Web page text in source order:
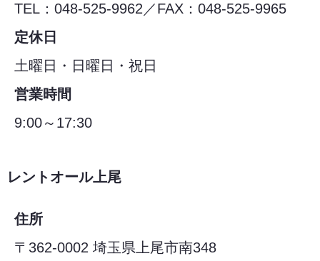
TEL：048-525-9962／FAX：048-525-9965
定休日
土曜日・日曜日・祝日
営業時間
9:00～17:30
レントオール上尾
住所
〒362-0002 埼玉県上尾市南348